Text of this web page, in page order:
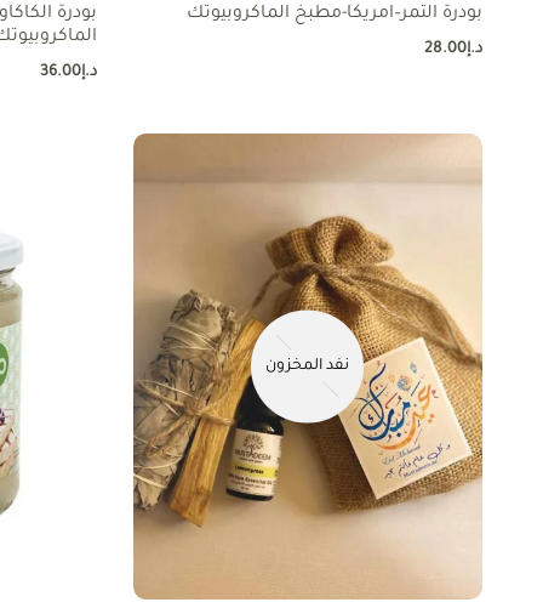
بودرة التمر–امريكا-مطبخ الماكروبيوتك
د.إ28.00
بودرة
د.إ36.00
نفد المخزون